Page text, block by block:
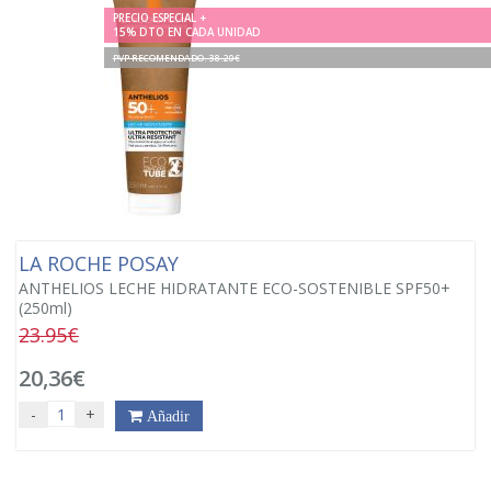
PRECIO ESPECIAL +
15% DTO EN CADA UNIDAD
PVP RECOMENDADO. 38.20€
LA ROCHE POSAY
ANTHELIOS LECHE HIDRATANTE ECO-SOSTENIBLE SPF50+
(250ml)
23.95€
20,36€
- + Añadir